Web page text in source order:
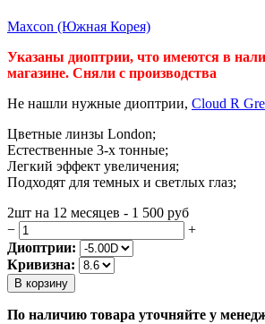
Maxcon (Южная Корея)
Указаны диоптрии, что имеются в
магазине. Сняли с производства
Не нашли нужные диоптрии, Cloud R
Цветные линзы London;
Естественные 3-х тонные;
Легкий эффект увеличения;
Подходят для темных и светлых глаз;
2шт на 12 месяцев - 1 500 руб
−
+
Диоптрии:
Кривизна:
В корзину
По наличию товара уточняйте у